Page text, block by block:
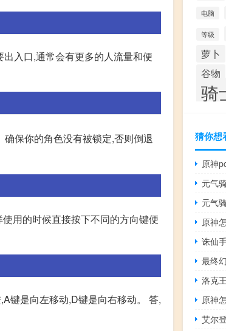
入口,通常会有更多的人流量和便
保你的角色没有被锁定,否则倒退
用的时候直接按下不同的方向键便
键是向左移动,D键是向右移动。 答,
电脑
等级
萝卜
谷物
骑
猜你想
原神
元气
元气
原神
诛仙
最终
洛克
原神
艾尔